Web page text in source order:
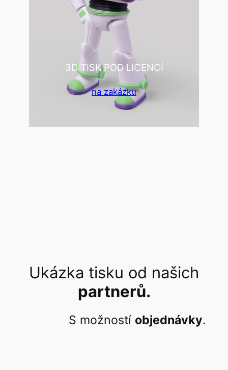
3D TISK POD LICENCÍ
na zakázku
Ukázka tisku od našich
partnerů.
S možností objednávky.